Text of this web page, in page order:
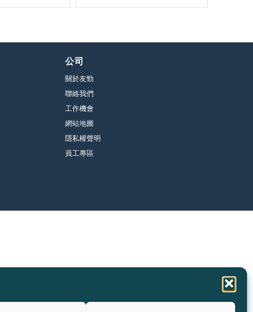
公司
關於友勁
聯絡我們
工作機會
網站地圖
隱私權聲明
員工專區